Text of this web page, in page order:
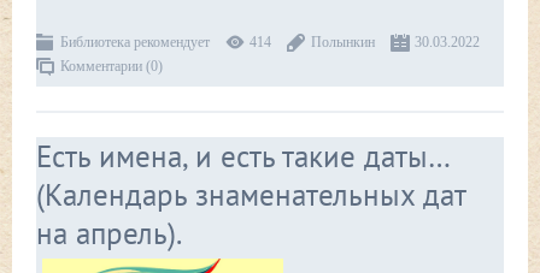
Библиотека рекомендует 414 Полынкин
30.03.2022
Комментарии (0)
Есть имена, и есть такие даты…
(Календарь знаменательных дат
на апрель).